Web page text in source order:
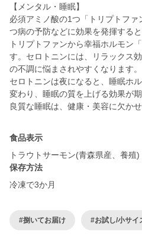
【メンタル・睡眠】
必須アミノ酸の1つ「トリプトファ
つ病の予防などに効果を発揮すると
トリプトファンから幸福ホルモン
す。セロトニンには、リラックス
の不調に悩まされやすくなります。
セロトニンは夜になると、睡眠ホ
変わり、睡眠の質を上げる効果が期
良質な睡眠は、健康・美容に欠かせ
食品表示
トラウトサーモン(青森県産、養殖)
保存方法
冷凍で3か月
#捌いてお届け #お試し/小サイ